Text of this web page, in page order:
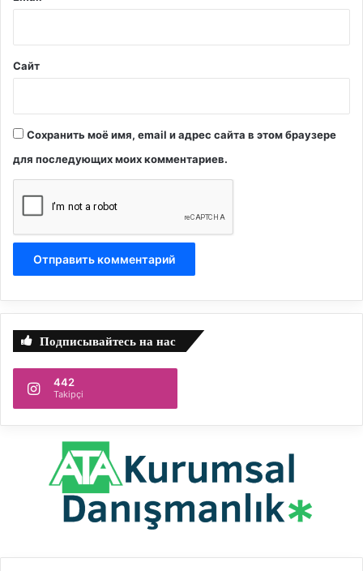
Сайт
Сохранить моё имя, email и адрес сайта в этом браузере
для последующих моих комментариев.
Подписывайтесь на нас
442
Takipçi